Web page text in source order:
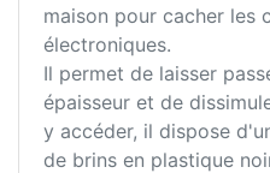
maison pour cacher les
électroniques.
Il permet de laisser
épaisseur et de
y accéder, il dispose
de brins en plastique